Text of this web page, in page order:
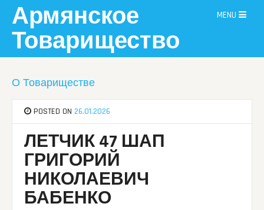
content
Армянское
Товарищество
MENU
О Товариществе
POSTED ON 26.01.2026
ЛЕТЧИК 47 ШАП
ГРИГОРИЙ
НИКОЛАЕВИЧ
БАБЕНКО